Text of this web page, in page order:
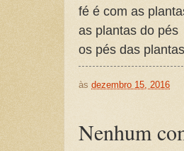
fé é com as
as plantas do pés
os pés das plantas
às dezembro 15, 2016
Nenhum